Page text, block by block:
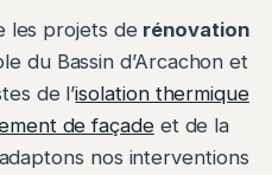
les projets de rénovation
du Bassin d’Arcachon et
de l’isolation thermique
de façadeet de la
nos interventions